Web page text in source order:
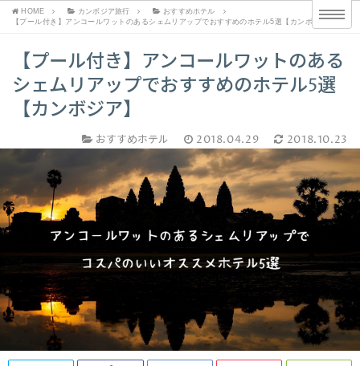
HOME カンボジア旅行
おすすめホテル
【プール付き】アンコールワットのあるシェムリアップでおすすめのホテル5選【カンボジア】
【プール付き】アンコールワットのある
シェムリアップでおすすめのホテル5選
【カンボジア】
おすすめホテル 2018.04.29 2018.10.23